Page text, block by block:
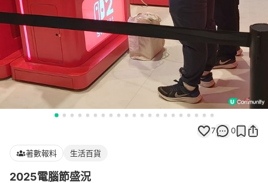
7 0
著數報料 生活百貨
2025電腦節盛況